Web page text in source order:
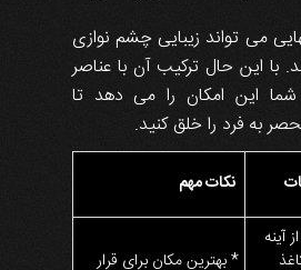
می تواند زیبایی چشم نوازی
با این حال ترکیب آن با عناصر
شما این امکان را می دهد تا
به فرد را خلق کنید.
نکات مهم
آینه
* بهترین مکان برای قرار